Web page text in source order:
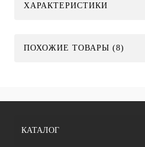
ХАРАКТЕРИСТИКИ
ПОХОЖИЕ ТОВАРЫ (8)
КАТАЛОГ